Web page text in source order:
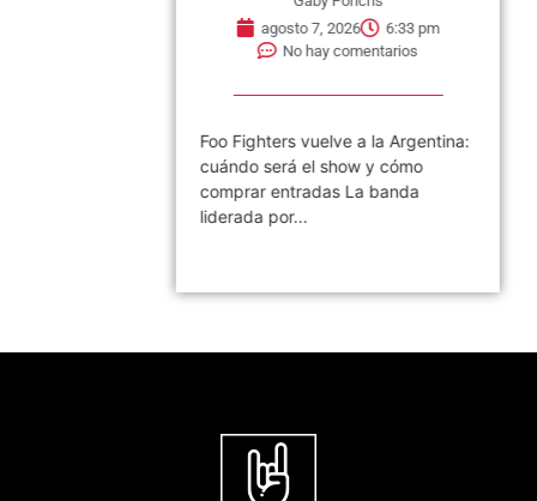
6:33 pm
No hay comentarios
Foo Fighters vuelve a la Argentina:
cuándo será el show y cómo
comprar entradas La banda